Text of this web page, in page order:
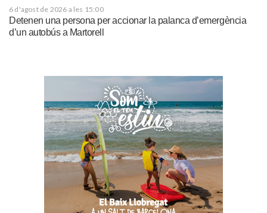
6 d'agost de 2026 a les 15:00
Detenen una persona per accionar la palanca d’emergència
d’un autobús a Martorell